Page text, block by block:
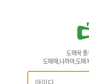
도매꾹
도매매,나까마,도매